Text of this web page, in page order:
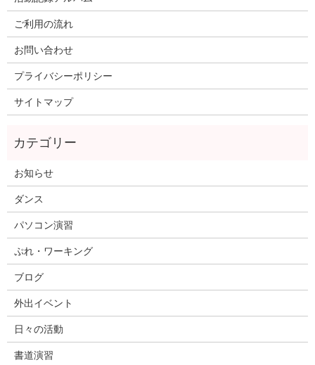
ご利用の流れ
お問い合わせ
プライバシーポリシー
サイトマップ
お知らせ
ダンス
パソコン演習
ぷれ・ワーキング
ブログ
外出イベント
日々の活動
書道演習